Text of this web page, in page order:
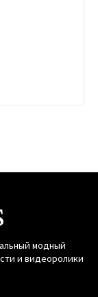
модный
и видеоролики